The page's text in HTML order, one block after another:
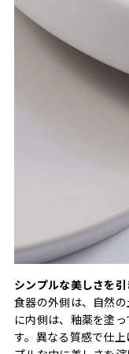
シンプルな美しさを
食器の外側は、自然
に内側は、釉薬を塗
す。異なる質感で仕